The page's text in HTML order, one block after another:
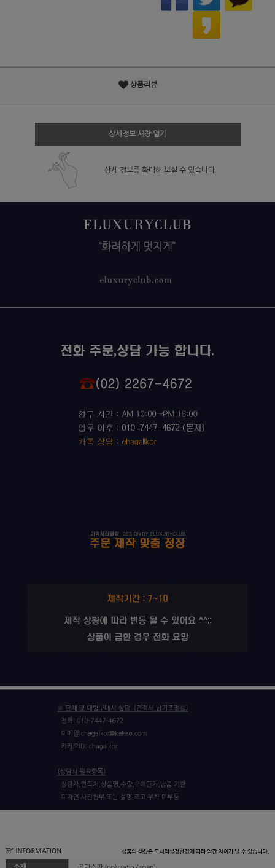
상품리뷰
상세정보 새창 열기
상세 정보를 확대해 보실 수 있습니다.